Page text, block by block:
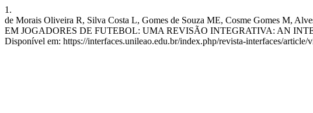
1.
de Morais Oliveira R, Silva Costa L, Gomes de Souza ME, Cosme Gomes
EM JOGADORES DE FUTEBOL: UMA REVISÃO INTEGRATIVA: AN
Disponível em: https://interfaces.unileao.edu.br/index.php/revista-interfaces/article/